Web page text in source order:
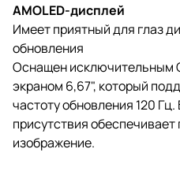
AMOLED-дисплей
Имеет приятный для глаз
обновления
Оснащен исключительным
экраном 6,67", который
частоту обновления 120
присутствия
изображение.